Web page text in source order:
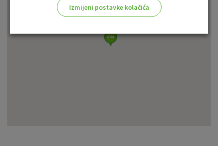
Izmijeni postavke kolačića